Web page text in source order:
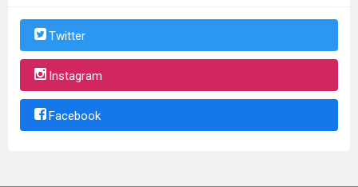
Twitter
Instagram
Facebook